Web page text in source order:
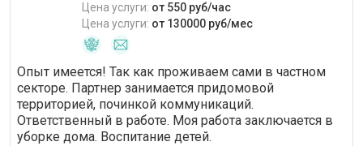
Цена услуги: от 550 руб/час
Цена услуги: от 130000 руб/мес
Опыт имеется! Так как проживаем сами в частном
секторе. Партнер занимается придомовой
территорией, починкой коммуникаций.
Ответственный в работе. Моя работа заключается в
уборке дома. Воспитание детей.